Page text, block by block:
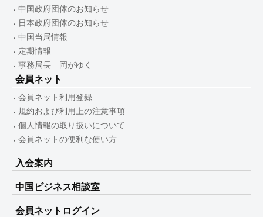
中国政府団体のお知らせ
日本政府団体のお知らせ
中国当局情報
定期情報
事務局長 岡がゆく
会員ネット
会員ネット利用登録
規約および利用上の注意事項
個人情報の取り扱いについて
会員ネットの便利な使い方
入会案内
中国ビジネス相談室
会員ネットログイン